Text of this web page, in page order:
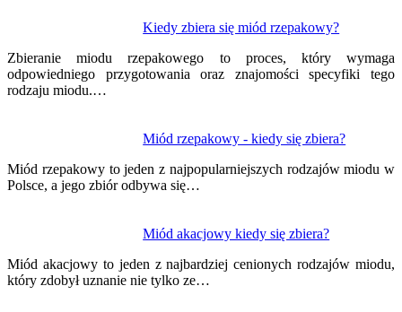
Kiedy zbiera się miód rzepakowy?
Zbieranie miodu rzepakowego to proces, który wymaga
odpowiedniego przygotowania oraz znajomości specyfiki tego
rodzaju miodu.…
Miód rzepakowy - kiedy się zbiera?
Miód rzepakowy to jeden z najpopularniejszych rodzajów miodu w
Polsce, a jego zbiór odbywa się…
Miód akacjowy kiedy się zbiera?
Miód akacjowy to jeden z najbardziej cenionych rodzajów miodu,
który zdobył uznanie nie tylko ze…